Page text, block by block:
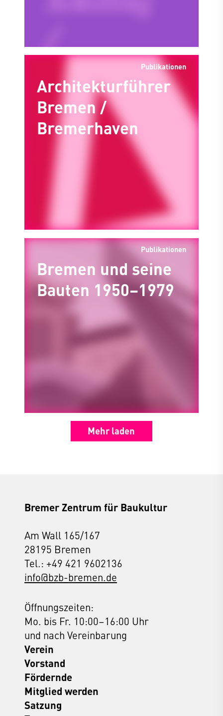
Publikationen
Architekturführer
Bremen /
Bremerhaven
Publikationen
Bremen und seine
Bauten 1950–1979
Mehr laden
Bremer Zentrum für Baukultur
Am Wall 165/167
28195 Bremen
Tel.: +49 421 9602136
info@bzb-bremen.de
Öffnungszeiten:
Mo. bis Fr. 10:00–16:00 Uhr
und nach Vereinbarung
Verein
Vorstand
Fördernde
Mitglied werden
Satzung